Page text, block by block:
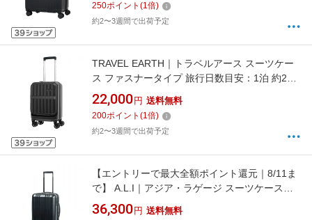
250ポイント (1倍)
約2〜3週間で出荷予定
TRAVEL EARTH｜トラベルアース スーツケー
ス ファスナータイプ 旅行日数目安：1泊 約27L
拡張時31L コインロッカーサイズ フロントオー
プン TSロック搭載 フットストッパー付き イン
クブラック TE-0905-42-IBK [TSAロック搭載]
22,000 円 送料無料
200ポイント (1倍)
約2〜3週間で出荷予定
【エントリーで最大全額ポイント還元｜8/11ま
で】 A.L.I｜アジア・ラゲージ スーツケース
ジッパータイプ 宿泊目安：1〜3日間 037L
拡張機能搭載 フロントオープン キャスター
36,300 円 送料無料